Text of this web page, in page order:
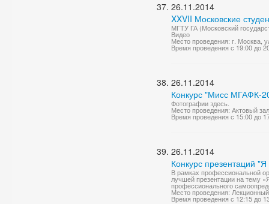
26.11.2014
XXVII Московские
МГТУ ГА (Московский
Видео
Место проведения: г. Москва,
Время проведения с 19:00 до
26.11.2014
Конкурс "Мисс МГАФК-
Фотографии здесь.
Место проведения: Актовый
Время проведения с 15:00 до
26.11.2014
Конкурс презентаций
В рамках профессиональной
лучшей презентации на тему
профессионального
Место проведения:
Время проведения с 12:15 до